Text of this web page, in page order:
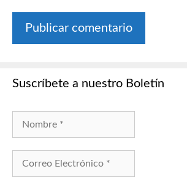
Suscríbete a nuestro Boletín